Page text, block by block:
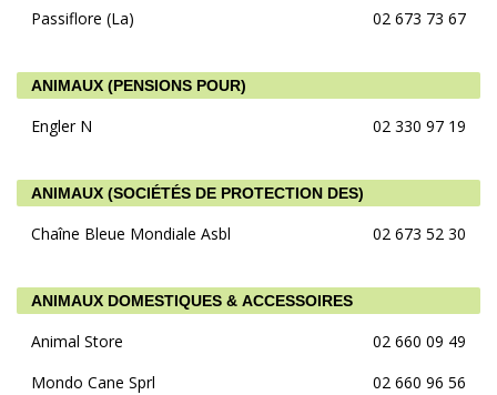
Passiflore (La) 02 673 73 67
ANIMAUX (PENSIONS POUR)
Engler N 02 330 97 19
ANIMAUX (SOCIÉTÉS DE PROTECTION DES)
Chaîne Bleue Mondiale Asbl 02 673 52 30
ANIMAUX DOMESTIQUES & ACCESSOIRES
Animal Store
02 660 09 49
Mondo Cane Sprl
02 660 96 56